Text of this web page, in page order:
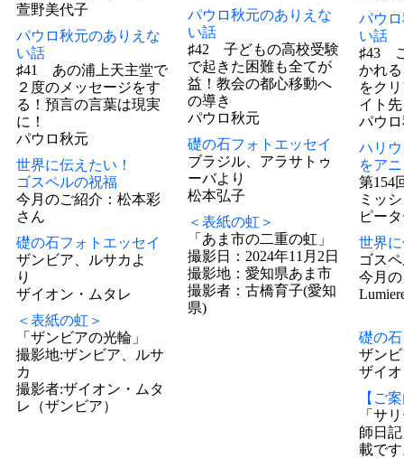
萱野美代子
パウロ秋元のありえな
い話
♯41 あの浦上天主堂で
２度のメッセージをす
る！預言の言葉は現実
に！
パウロ秋元
世界に伝えたい！
ゴスペルの祝福
今月のご紹介：松本彩
さん
礎の石フォトエッセイ
ザンビア、ルサカよ
り
ザイオン・ムタレ
＜表紙の虹＞
「ザンビアの光輪」
撮影地:ザンビア、ルサ
カ
撮影者:ザイオン・ムタ
レ（ザンビア）
パウロ秋元のありえな
い話
♯42 子どもの高校受験
で起きた困難も全てが
益！教会の都心移動へ
の導き
パウロ秋元
礎の石フォトエッセイ
ブラジル、アラサトゥ
ーバより
松本弘子
＜表紙の虹＞
「あま市の二重の虹」
撮影日：2024年11月2日
撮影地：愛知県あま市
撮影者：古橋育子(愛知
県)
パウ
い話
♯43
かれ
をク
イト
パウ
ハリ
をア
第154
ミッ
ピー
世界
ゴス
今月
礎の
ザン
ザイ
【ご
「サ
師日
載で